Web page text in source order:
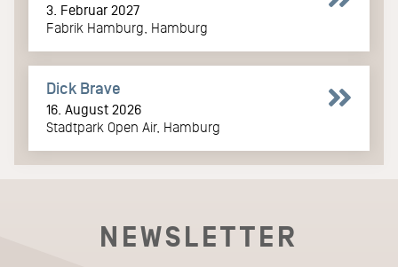
3. Februar 2027
Fabrik Hamburg, Hamburg
Dick Brave
16. August 2026
Stadtpark Open Air, Hamburg
NEWSLETTER